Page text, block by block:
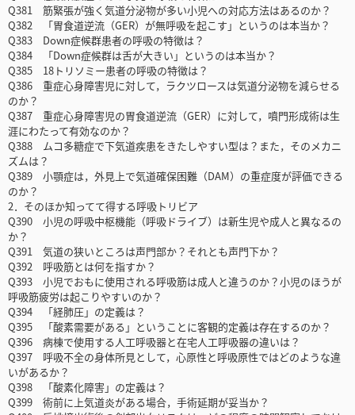
Q381 筋緊張が強く気道分泌物が多い小児への対応方法はあるのか？
Q382 「胃食道逆流（GER）が無呼吸を起こす」というのは本当か？
Q383 Down症候群患者の呼吸の特徴は？
Q384 「Down症候群は舌が大きい」というのは本当か？
Q385 18トリソミー患者の呼吸の特徴は？
Q386 重症心身障害児に対して，ラクツロースは気道分泌物を減らせる
のか？
Q387 重症心身障害児の胃食道逆流（GER）に対して，噴門形成術は生
涯にわたって有効なのか？
Q388 ムコ多糖症で下気道疾患をきたしやすい型は？また，そのメカニ
ズムは？
Q389 小顎症は，外見上で気道確保困難（DAM）の重症度が評価できる
のか？
2．そのほか知ってて得する呼吸トリビア
Q390 小児の呼吸中枢機能（呼吸ドライブ）は新生児や成人と異なるの
か？
Q391 気道の狭いところは声門部か？それとも声門下か？
Q392 呼吸筋とは何を指すか？
Q393 小児でおもに使用される呼吸筋は成人と違うのか？小児のほうが
呼吸筋疲労は起こりやすいのか？
Q394 「経肺圧」の定義は？
Q395 「酸素需要がある」ということに客観的定義は存在するのか？
Q396 病棟で使用する人工呼吸器と在宅人工呼吸器の違いは？
Q397 呼吸不全の身体所見として，心原性と呼吸原性ではどのような違
いがあるか？
Q398 「酸素化障害」の定義は？
Q399 術前に上気道炎がある場合，手術延期が妥当か？